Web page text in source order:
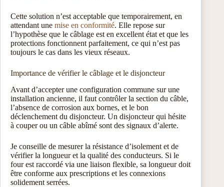
Cette solution n’est acceptable que temporairement, en
attendant une mise en conformité. Elle repose sur
l’hypothèse que le câblage est en excellent état et que les
protections fonctionnent parfaitement, ce qui n’est pas
toujours le cas dans les vieux réseaux.
Importance de vérifier le câblage et le disjoncteur
Avant d’accepter une configuration commune sur une
installation ancienne, il faut contrôler la section du câble,
l’absence de corrosion aux bornes, et le bon
déclenchement du disjoncteur. Un disjoncteur qui hésite
à couper ou un câble abîmé sont des signaux d’alerte.
Je conseille de mesurer la résistance d’isolement et de
vérifier la longueur et la qualité des conducteurs. Si le
four est raccordé via une liaison flexible, sa longueur doit
être conforme aux prescriptions et les connexions
solidement serrées.